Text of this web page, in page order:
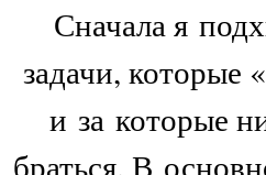
Сначала я
задачи, которые
и за которые
браться. В